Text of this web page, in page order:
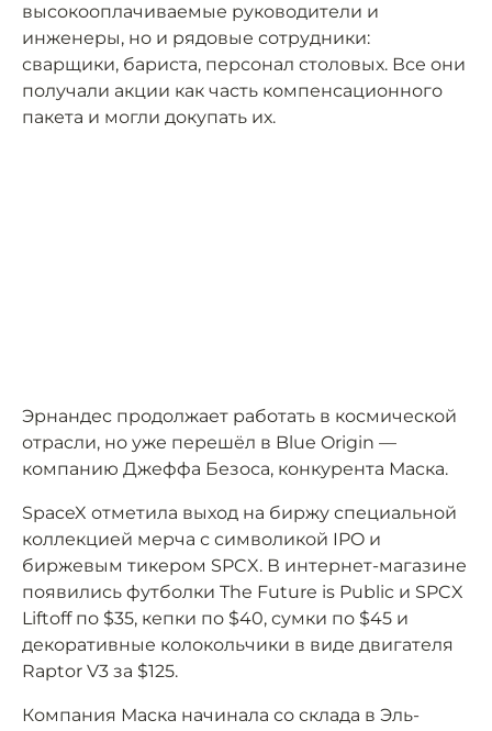
высокооплачиваемые руководители и
инженеры, но и рядовые сотрудники:
сварщики, бариста, персонал столовых. Все они
получали акции как часть компенсационного
пакета и могли докупать их.
Эрнандес продолжает работать в космической
отрасли, но уже перешёл в Blue Origin —
компанию Джеффа Безоса, конкурента Маска.
SpaceX отметила выход на биржу специальной
коллекцией мерча с символикой IPO и
биржевым тикером SPCX. В интернет-магазине
появились футболки The Future is Public и SPCX
Liftoff по $35, кепки по $40, сумки по $45 и
декоративные колокольчики в виде двигателя
Raptor V3 за $125.
Компания Маска начинала со склада в Эль-